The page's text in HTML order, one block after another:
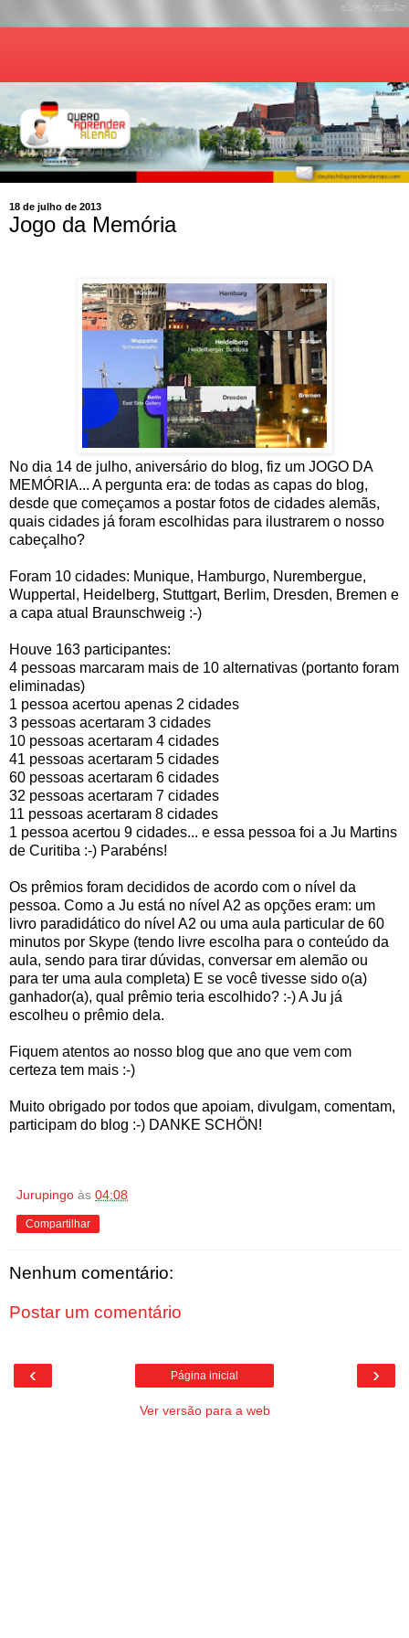
18 de julho de 2013
Jogo da Memória
No dia 14 de julho, aniversário do blog, fiz um JOGO DA
MEMÓRIA... A pergunta era: de todas as capas do blog,
desde que começamos a postar fotos de cidades alemãs,
quais cidades já foram escolhidas para ilustrarem o nosso
cabeçalho?
Foram 10 cidades: Munique, Hamburgo, Nurembergue,
Wuppertal, Heidelberg, Stuttgart, Berlim, Dresden, Bremen e
a capa atual Braunschweig :-)
Houve 163 participantes:
4 pessoas marcaram mais de 10 alternativas (portanto foram
eliminadas)
1 pessoa acertou apenas 2 cidades
3 pessoas acertaram 3 cidades
10 pessoas acertaram 4 cidades
41 pessoas acertaram 5 cidades
60 pessoas acertaram 6 cidades
32 pessoas acertaram 7 cidades
11 pessoas acertaram 8 cidades
1 pessoa acertou 9 cidades... e essa pessoa foi a Ju Martins
de Curitiba :-) Parabéns!
Os prêmios foram decididos de acordo com o nível da
pessoa. Como a Ju está no nível A2 as opções eram: um
livro paradidático do nível A2 ou uma aula particular de 60
minutos por Skype (tendo livre escolha para o conteúdo da
aula, sendo para tirar dúvidas, conversar em alemão ou
para ter uma aula completa) E se você tivesse sido o(a)
ganhador(a), qual prêmio teria escolhido? :-) A Ju já
escolheu o prêmio dela.
Fiquem atentos ao nosso blog que ano que vem com
certeza tem mais :-)
Muito obrigado por todos que apoiam, divulgam, comentam,
participam do blog :-) DANKE SCHÖN!
Jurupingo às 04:08
Compartilhar
Nenhum comentário:
Postar um comentário
‹ ›
Página inicial
Ver versão para a web